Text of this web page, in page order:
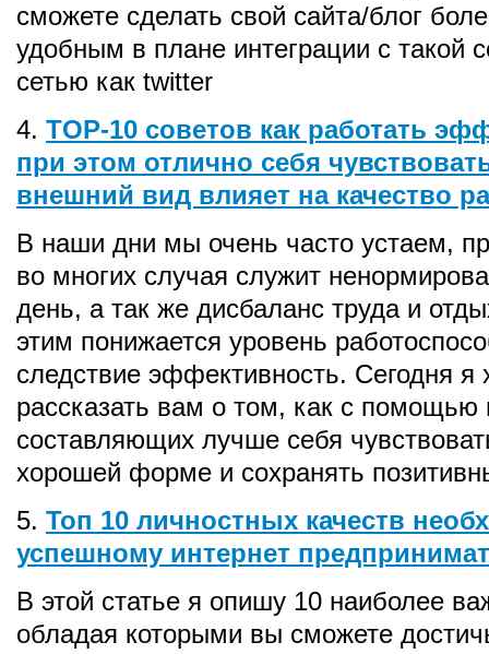
сможете сделать свой сайта/блог
удобным в плане интеграции с такой
сетью как twitter
4. TOP-10 советов как работать
при этом отлично себя
внешний вид влияет на качество
В наши дни мы очень часто устаем,
во многих случая служит
день, а так же дисбаланс труда и
этим понижается уровень
следствие эффективность. Сегодня я
рассказать вам о том, как с помощью
составляющих лучше себя
хорошей форме и сохранять
5. Топ 10 личностных качеств
успешному интернет
В этой статье я опишу 10 наиболее
обладая которыми вы сможете